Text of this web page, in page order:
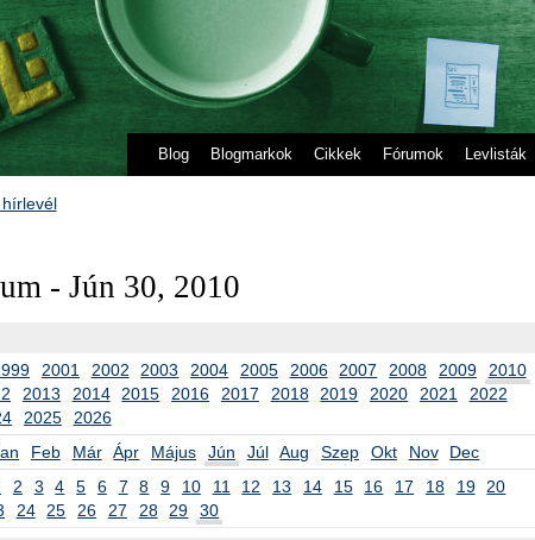
Blog Blogmarkok Cikkek Fórumok Levlisták
- Jún 30, 2010
2001 2002 2003 2004 2005 2006 2007 2008 2009
2010
2013 2014 2015 2016 2017 2018 2019 2020 2021
2022
2025
2026
Feb Már Ápr Május Jún Júl Aug Szep Okt Nov
Dec
2 3 4 5 6 7 8 9 10 11 12 13 14 15 16 17 18 19
20
24 25 26 27 28 29 30